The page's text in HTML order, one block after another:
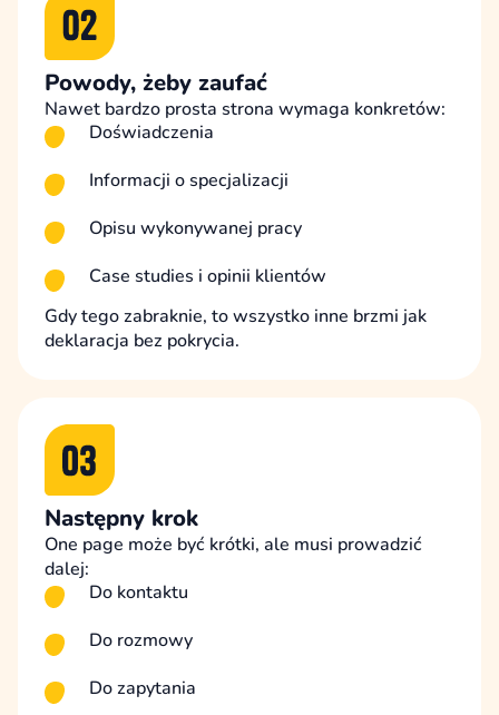
Powody, żeby zaufać
Nawet bardzo prosta strona wymaga konkretów:
Doświadczenia
Informacji o specjalizacji
Opisu wykonywanej pracy
Case studies i opinii klientów
Gdy tego zabraknie, to wszystko inne brzmi jak
deklaracja bez pokrycia.
Następny krok
One page może być krótki, ale musi prowadzić
dalej:
Do kontaktu
Do rozmowy
Do zapytania